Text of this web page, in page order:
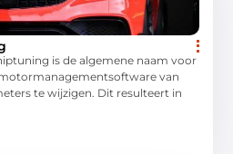
is de algemene naam voor
van
te wijzigen. Dit resulteert in